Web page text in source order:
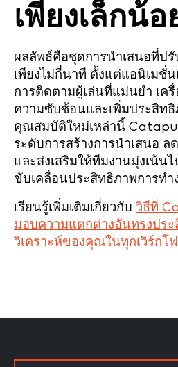
เพียงเล็กน้อ
ผลลัพธ์คือชุดการนำเสนอที่ปรั
เพียงไม่กี่นาที ตั้งแต่แอนิเมชั่
การติดตามผู้เล่นที่แม่นยำ เค
ความซับซ้อนและเพิ่มประสิท
คุณสมบัติใหม่เหล่านี้
ระดับการสร้างการนำเสนอ ล
และส่งเสริมให้ทีมงานมุ่งเน้น
ขับเคลื่อนประสิทธิภาพการทำ
เรียนรู้เพิ่มเติมเกี่ยวกับ วิธีที่
มอบความแตกต่างอันทรงปร
วิเคราะห์ของคุณในทุกเวิร์กโ